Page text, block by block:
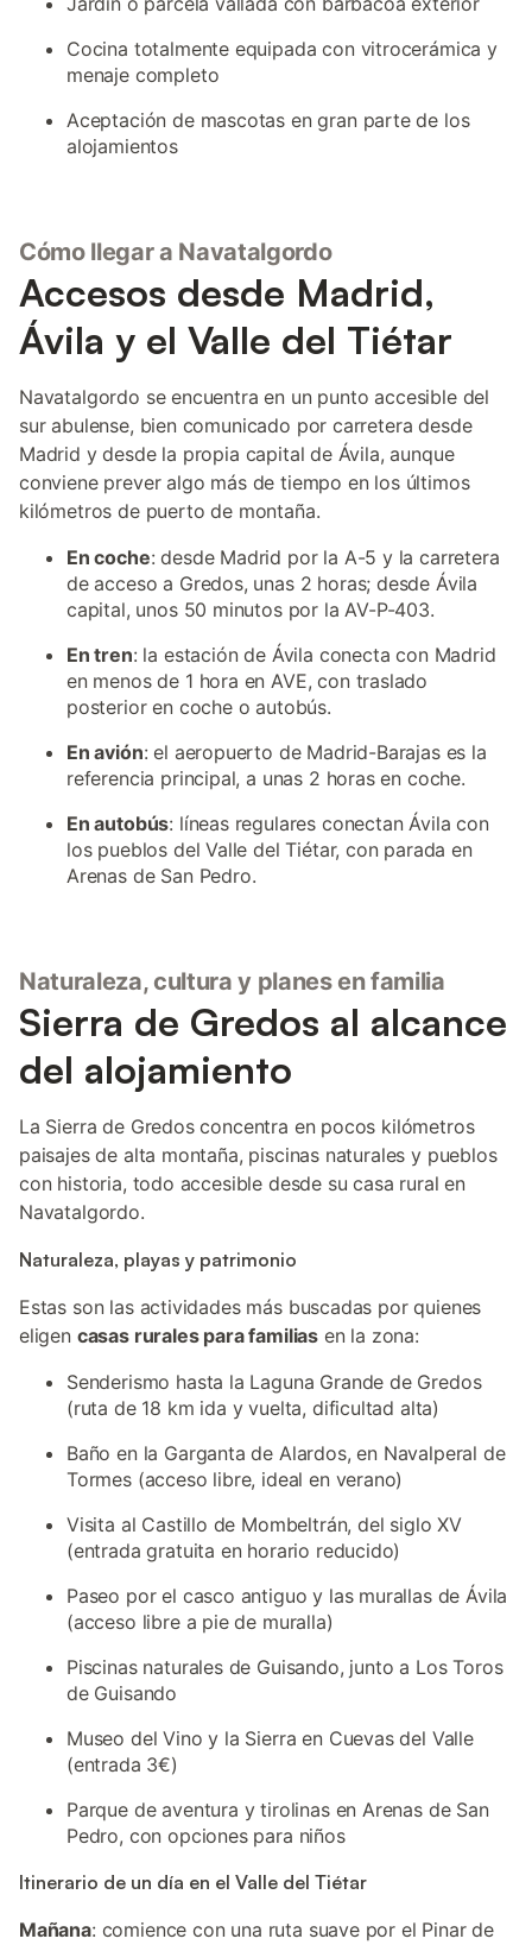
Cocina totalmente equipada con vitrocerámica y
menaje completo
Aceptación de mascotas en gran parte de los
alojamientos
Cómo llegar a Navatalgordo
Accesos desde Madrid,
Ávila y el Valle del Tiétar
Navatalgordo se encuentra en un punto accesible del
sur abulense, bien comunicado por carretera desde
Madrid y desde la propia capital de Ávila, aunque
conviene prever algo más de tiempo en los últimos
kilómetros de puerto de montaña.
En coche: desde Madrid por la A-5 y la carretera
de acceso a Gredos, unas 2 horas; desde Ávila
capital, unos 50 minutos por la AV-P-403.
En tren: la estación de Ávila conecta con Madrid
en menos de 1 hora en AVE, con traslado
posterior en coche o autobús.
En avión: el aeropuerto de Madrid-Barajas es la
referencia principal, a unas 2 horas en coche.
En autobús: líneas regulares conectan Ávila con
los pueblos del Valle del Tiétar, con parada en
Arenas de San Pedro.
Naturaleza, cultura y planes en familia
Sierra de Gredos al alcance
del alojamiento
La Sierra de Gredos concentra en pocos kilómetros
paisajes de alta montaña, piscinas naturales y pueblos
con historia, todo accesible desde su casa rural en
Navatalgordo.
Naturaleza, playas y patrimonio
Estas son las actividades más buscadas por quienes
eligen casas rurales para familias en la zona:
Senderismo hasta la Laguna Grande de Gredos
(ruta de 18 km ida y vuelta, dificultad alta)
Baño en la Garganta de Alardos, en Navalperal de
Tormes (acceso libre, ideal en verano)
Visita al Castillo de Mombeltrán, del siglo XV
(entrada gratuita en horario reducido)
Paseo por el casco antiguo y las murallas de Ávila
(acceso libre a pie de muralla)
Piscinas naturales de Guisando, junto a Los Toros
de Guisando
Museo del Vino y la Sierra en Cuevas del Valle
(entrada 3€)
Parque de aventura y tirolinas en Arenas de San
Pedro, con opciones para niños
Itinerario de un día en el Valle del Tiétar
Mañana: comience con una ruta suave por el Pinar de